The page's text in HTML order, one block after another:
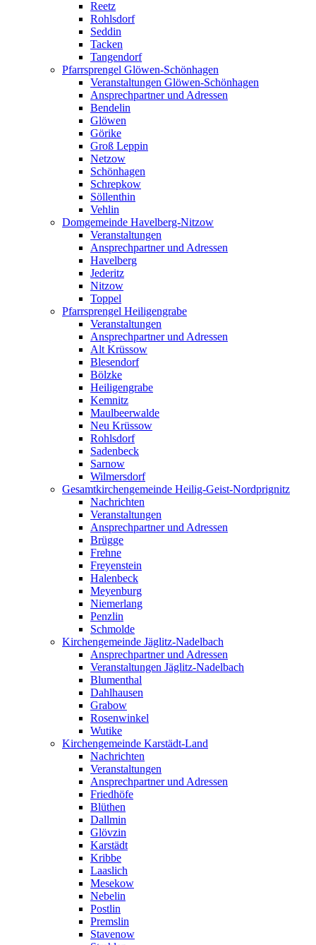
Reetz
Rohlsdorf
Seddin
Tacken
Tangendorf
Pfarrsprengel Glöwen-Schönhagen
Veranstaltungen Glöwen-Schönhagen
Ansprechpartner und Adressen
Bendelin
Glöwen
Görike
Groß Leppin
Netzow
Schönhagen
Schrepkow
Söllenthin
Vehlin
Domgemeinde Havelberg-Nitzow
Veranstaltungen
Ansprechpartner und Adressen
Havelberg
Jederitz
Nitzow
Toppel
Pfarrsprengel Heiligengrabe
Veranstaltungen
Ansprechpartner und Adressen
Alt Krüssow
Blesendorf
Bölzke
Heiligengrabe
Kemnitz
Maulbeerwalde
Neu Krüssow
Rohlsdorf
Sadenbeck
Sarnow
Wilmersdorf
Gesamtkirchengemeinde Heilig-Geist-Nordprignitz
Nachrichten
Veranstaltungen
Ansprechpartner und Adressen
Brügge
Frehne
Freyenstein
Halenbeck
Meyenburg
Niemerlang
Penzlin
Schmolde
Kirchengemeinde Jäglitz-Nadelbach
Ansprechpartner und Adressen
Veranstaltungen Jäglitz-Nadelbach
Blumenthal
Dahlhausen
Grabow
Rosenwinkel
Wutike
Kirchengemeinde Karstädt-Land
Nachrichten
Veranstaltungen
Ansprechpartner und Adressen
Friedhöfe
Blüthen
Dallmin
Glövzin
Karstädt
Kribbe
Laaslich
Mesekow
Nebelin
Postlin
Premslin
Stavenow